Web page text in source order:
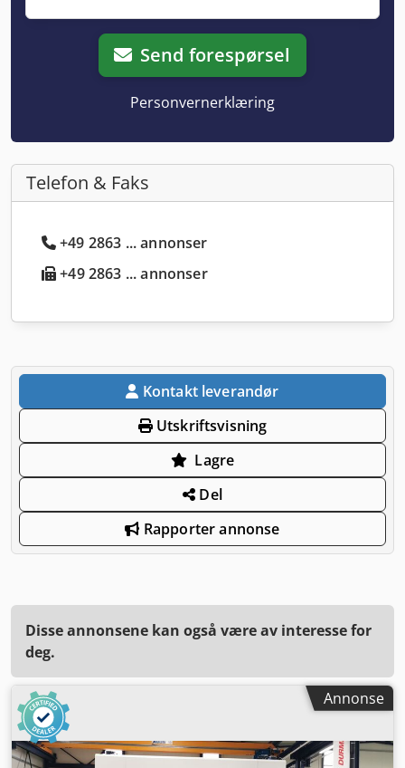
Send forespørsel
Personvernerklæring
Telefon & Faks
+49 2863 ... annonser
+49 2863 ... annonser
Kontakt leverandør
Utskriftsvisning
Lagre
Del
Rapporter annonse
Disse annonsene kan også være av interesse for
deg.
Annonse